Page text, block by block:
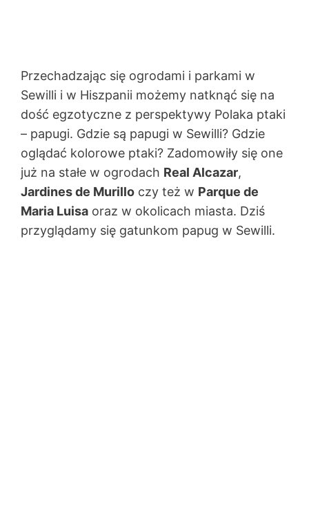
Przechadzając się ogrodami i parkami w
Sewilli i w Hiszpanii możemy natknąć się na
dość egzotyczne z perspektywy Polaka ptaki
– papugi. Gdzie są papugi w Sewilli? Gdzie
oglądać kolorowe ptaki? Zadomowiły się one
już na stałe w ogrodach Real Alcazar,
Jardines de Murillo czy też w Parque de
Maria Luisa oraz w okolicach miasta. Dziś
przyglądamy się gatunkom papug w Sewilli.